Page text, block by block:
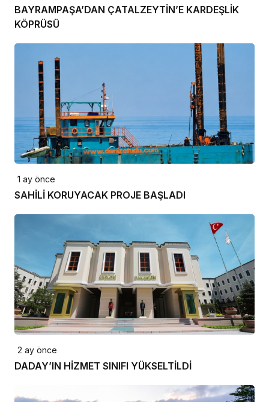
BAYRAMPAŞA’DAN ÇATALZEYTİN’E KARDEŞLİK
KÖPRÜSÜ
1 ay önce
SAHİLİ KORUYACAK PROJE BAŞLADI
2 ay önce
DADAY’IN HİZMET SINIFI YÜKSELTİLDİ